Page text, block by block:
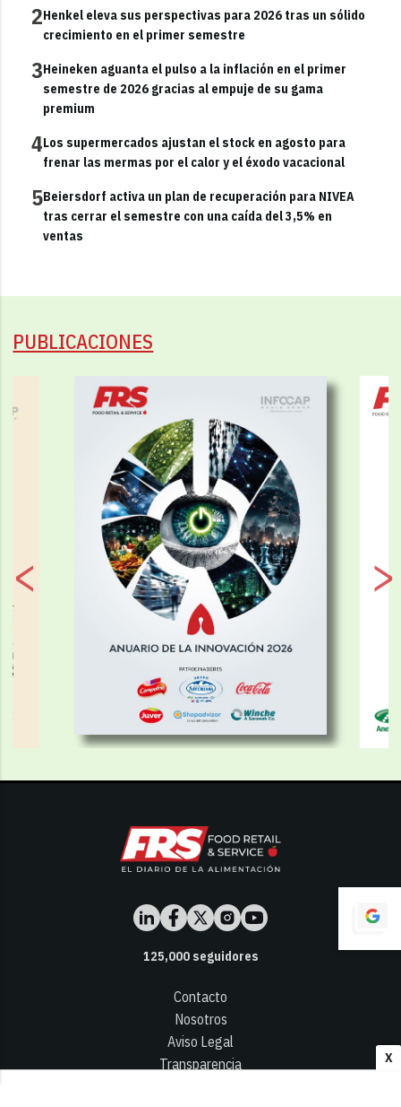
X
2Henkel eleva sus perspectivas para 2026 tras un sólido
crecimiento en el primer semestre
3Heineken aguanta el pulso a la inflación en el primer
semestre de 2026 gracias al empuje de su gama
premium
4Los supermercados ajustan el stock en agosto para
frenar las mermas por el calor y el éxodo vacacional
5Beiersdorf activa un plan de recuperación para NIVEA
tras cerrar el semestre con una caída del 3,5% en
ventas
PUBLICACIONES
125,000seguidores
Contacto
Nosotros
Aviso Legal
Transparencia